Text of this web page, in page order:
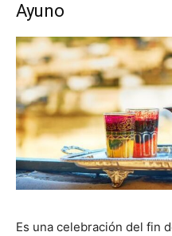
Ayuno
Es una celebración del fin